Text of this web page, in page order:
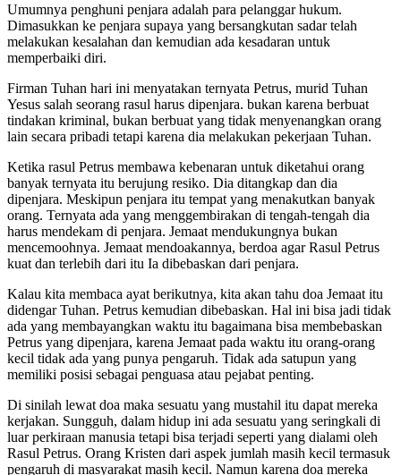
Umumnya penghuni penjara adalah para pelanggar hukum.
Dimasukkan ke penjara supaya yang bersangkutan sadar telah
melakukan kesalahan dan kemudian ada kesadaran untuk
memperbaiki diri.
Firman Tuhan hari ini menyatakan ternyata Petrus, murid Tuhan
Yesus salah seorang rasul harus dipenjara. bukan karena berbuat
tindakan kriminal, bukan berbuat yang tidak menyenangkan orang
lain secara pribadi tetapi karena dia melakukan pekerjaan Tuhan.
Ketika rasul Petrus membawa kebenaran untuk diketahui orang
banyak ternyata itu berujung resiko. Dia ditangkap dan dia
dipenjara. Meskipun penjara itu tempat yang menakutkan banyak
orang. Ternyata ada yang menggembirakan di tengah-tengah dia
harus mendekam di penjara. Jemaat mendukungnya bukan
mencemoohnya. Jemaat mendoakannya, berdoa agar Rasul Petrus
kuat dan terlebih dari itu Ia dibebaskan dari penjara.
Kalau kita membaca ayat berikutnya, kita akan tahu doa Jemaat itu
didengar Tuhan. Petrus kemudian dibebaskan. Hal ini bisa jadi tidak
ada yang membayangkan waktu itu bagaimana bisa membebaskan
Petrus yang dipenjara, karena Jemaat pada waktu itu orang-orang
kecil tidak ada yang punya pengaruh. Tidak ada satupun yang
memiliki posisi sebagai penguasa atau pejabat penting.
Di sinilah lewat doa maka sesuatu yang mustahil itu dapat mereka
kerjakan. Sungguh, dalam hidup ini ada sesuatu yang seringkali di
luar perkiraan manusia tetapi bisa terjadi seperti yang dialami oleh
Rasul Petrus. Orang Kristen dari aspek jumlah masih kecil termasuk
pengaruh di masyarakat masih kecil. Namun karena doa mereka